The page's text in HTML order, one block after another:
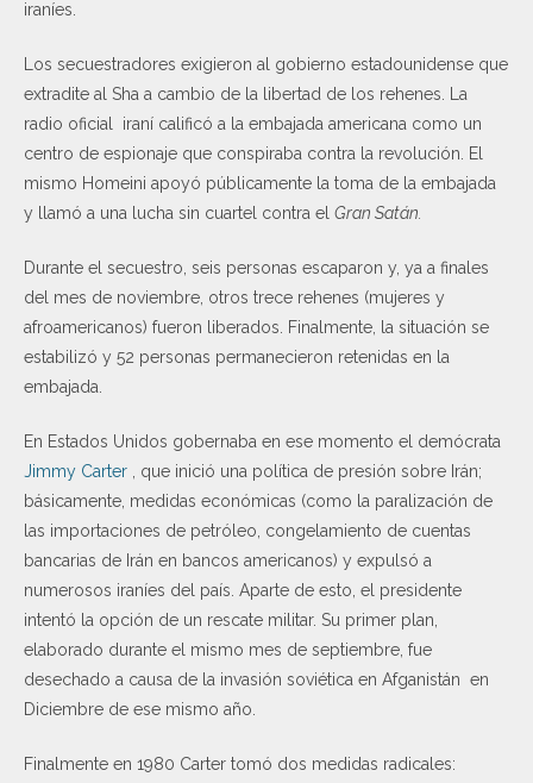
iraníes.
Los secuestradores exigieron al gobierno estadounidense que
extradite al Sha a cambio de la libertad de los rehenes. La
radio oficial iraní calificó a la embajada americana como un
centro de espionaje que conspiraba contra la revolución. El
mismo Homeini apoyó públicamente la toma de la embajada
y llamó a una lucha sin cuartel contra el Gran Satán.
Durante el secuestro, seis personas escaparon y, ya a finales
del mes de noviembre, otros trece rehenes (mujeres y
afroamericanos) fueron liberados. Finalmente, la situación se
estabilizó y 52 personas permanecieron retenidas en la
embajada.
En Estados Unidos gobernaba en ese momento el demócrata
Jimmy Carter , que inició una política de presión sobre Irán;
básicamente, medidas económicas (como la paralización de
las importaciones de petróleo, congelamiento de cuentas
bancarias de Irán en bancos americanos) y expulsó a
numerosos iraníes del país. Aparte de esto, el presidente
intentó la opción de un rescate militar. Su primer plan,
elaborado durante el mismo mes de septiembre, fue
desechado a causa de la invasión soviética en Afganistán en
Diciembre de ese mismo año.
Finalmente en 1980 Carter tomó dos medidas radicales: